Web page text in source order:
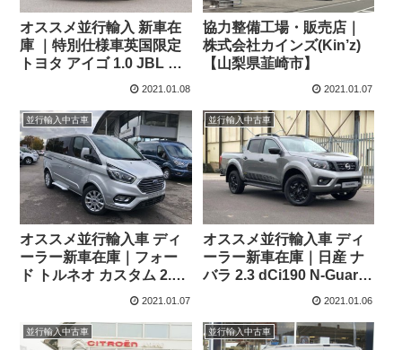
オススメ並行輸入 新車在
庫 ｜特別仕様車英国限定
トヨタ アイゴ 1.0 JBL エ
ディション X-SHIFT(AT)
2021.01.08
協力整備工場・販売店｜
株式会社カインズ(Kin’z)
【山梨県韮崎市】
2021.01.07
並行輸入中古車
オススメ並行輸入車 ディ
ーラー新車在庫｜フォー
ド トルネオ カスタム 2.0
320 EcoBlue Titanium X
ドル
2021.01.07
並行輸入中古車
オススメ並行輸入車 ディ
ーラー新車在庫｜日産 ナ
バラ 2.3 dCi190 N-Guard
2021.01.06
並行輸入中古車 並行輸入中古車